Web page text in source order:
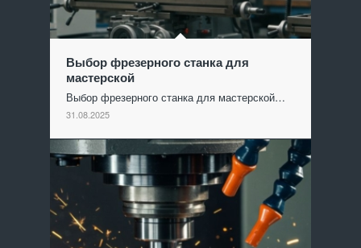
Выбор фрезерного станка для
мастерской
Выбор фрезерного станка для мастерской…
31.08.2025